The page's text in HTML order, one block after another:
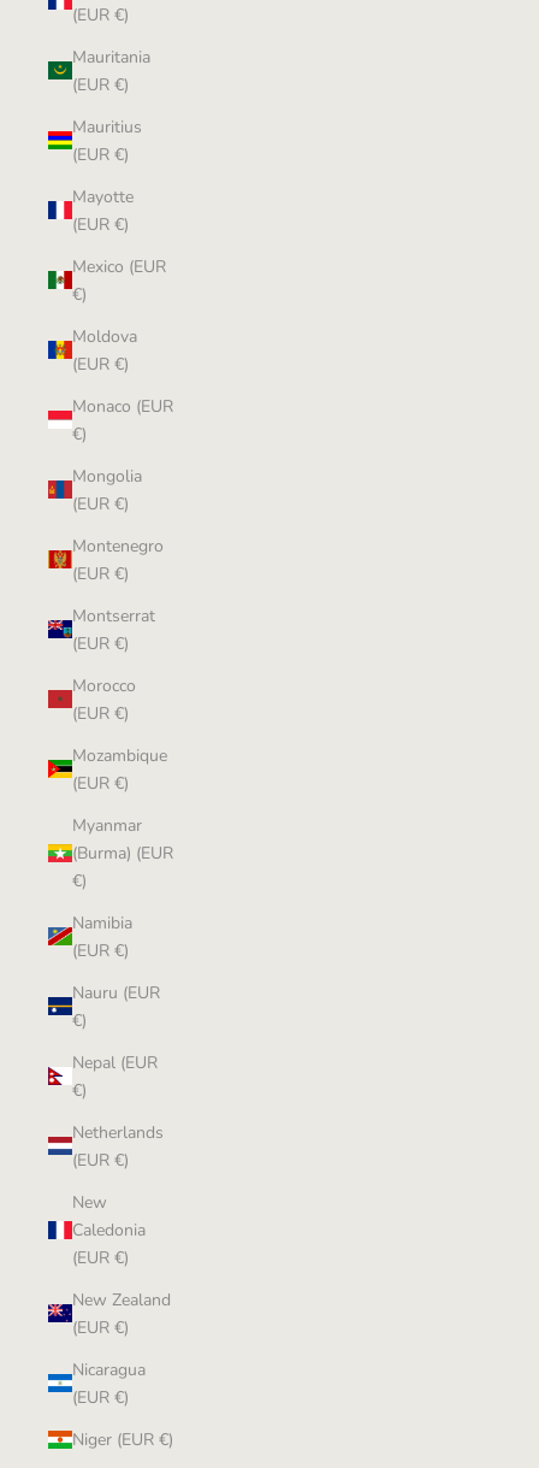
(EUR €)
Mauritania
(EUR €)
Mauritius
(EUR €)
Mayotte
(EUR €)
Mexico (EUR
€)
Moldova
(EUR €)
Monaco (EUR
€)
Mongolia
(EUR €)
Montenegro
(EUR €)
Montserrat
(EUR €)
Morocco
(EUR €)
Mozambique
(EUR €)
Myanmar
(Burma) (EUR
€)
Namibia
(EUR €)
Nauru (EUR
€)
Nepal (EUR
€)
Netherlands
(EUR €)
New
Caledonia
(EUR €)
New Zealand
(EUR €)
Nicaragua
(EUR €)
Niger (EUR €)